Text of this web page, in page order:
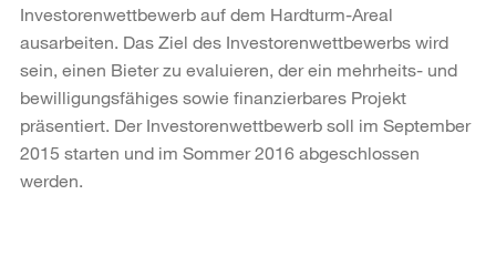
Investorenwettbewerb auf dem Hardturm-Areal
ausarbeiten. Das Ziel des Investorenwettbewerbs wird
sein, einen Bieter zu evaluieren, der ein mehrheits- und
bewilligungsfähiges sowie finanzierbares Projekt
präsentiert. Der Investorenwettbewerb soll im September
2015 starten und im Sommer 2016 abgeschlossen
werden.